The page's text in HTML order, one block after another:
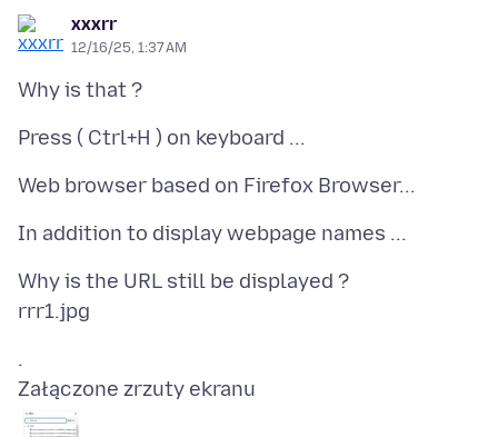
xxxrr
12/16/25, 1:37 AM
Why is the URL still be displayed ?
Załączone zrzuty ekranu